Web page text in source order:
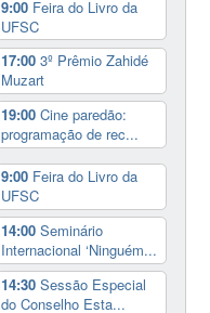
9:00 Feira do Livro da
UFSC
17:003º Prêmio Zahidé
Muzart
19:00Cine paredão:
programação de rec...
9:00 Feira do Livro da
UFSC
14:00Seminário
Internacional ‘Ninguém...
14:30Sessão Especial
do Conselho Esta...